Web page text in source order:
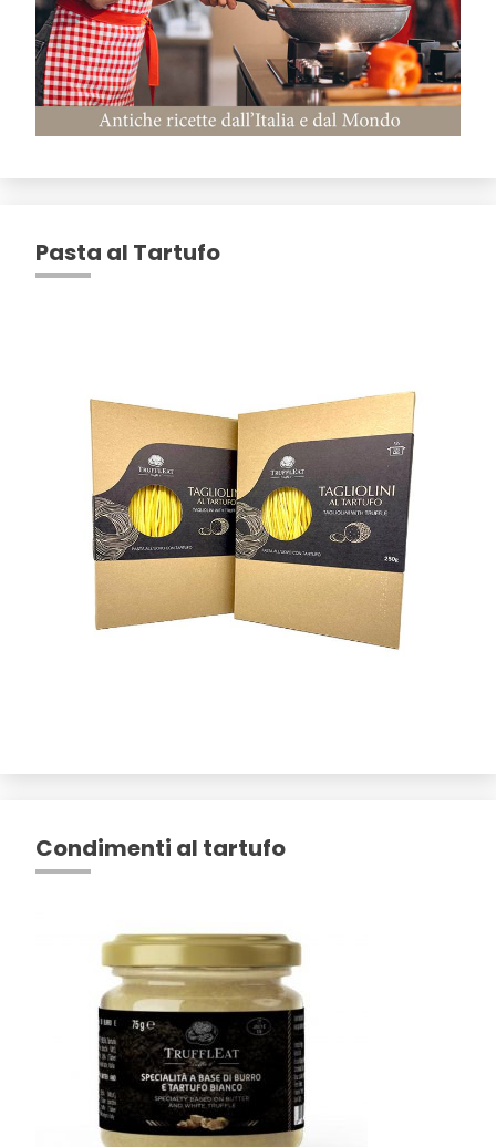
Pasta al Tartufo
Condimenti al tartufo